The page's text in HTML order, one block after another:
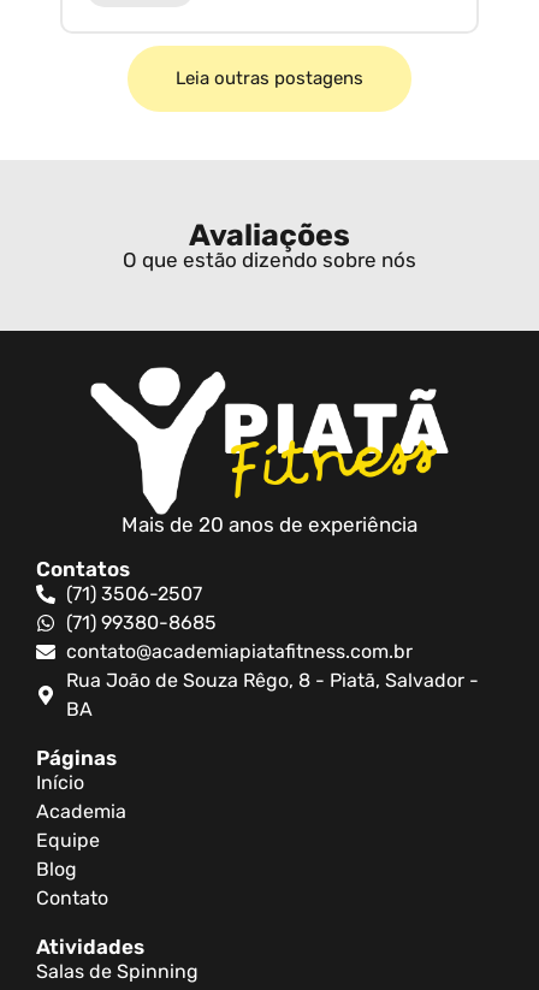
Leia outras postagens
Avaliações
O que estão dizendo sobre nós
Mais de 20 anos de experiência
Contatos
(71) 3506-2507
(71) 99380-8685
contato@academiapiatafitness.com.br
Rua João de Souza Rêgo, 8 - Piatã, Salvador -
BA
Páginas
Início
Academia
Equipe
Blog
Contato
Atividades
Salas de Spinning